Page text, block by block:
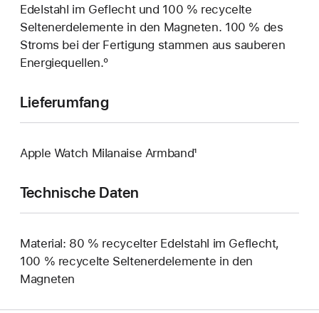
Edelstahl im Geflecht und 100 % recycelte
Seltenerd­elemente in den Magneten. 100 % des
Stroms bei der Fertigung stammen aus sauberen
Energiequellen.º
Lieferumfang
Apple Watch Milanaise Armband¹
Technische Daten
Material: 80 % recycelter Edelstahl im Geflecht,
100 % recycelte Selten­­erd­elemente in den
Magneten